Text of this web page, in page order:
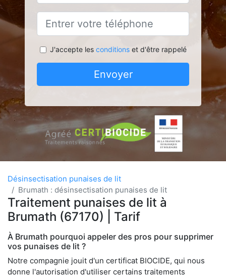
J'accepte les conditionset d'être rappelé
Envoyer
Désinsectisation punaises de lit
Brumath : désinsectisation punaises de lit
Traitement punaises de lit à
Brumath (67170) | Tarif
À Brumath pourquoi appeler des pros pour supprimer
vos punaises de lit ?
Notre compagnie jouit d'un certificat BIOCIDE, qui nous
donne l'autorisation d'utiliser certains traitements